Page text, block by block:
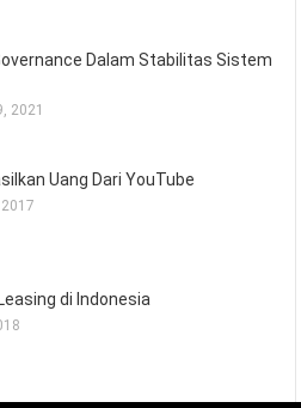
Dalam Stabilitas Sistem
2021
Uang Dari YouTube
2017
di Indonesia